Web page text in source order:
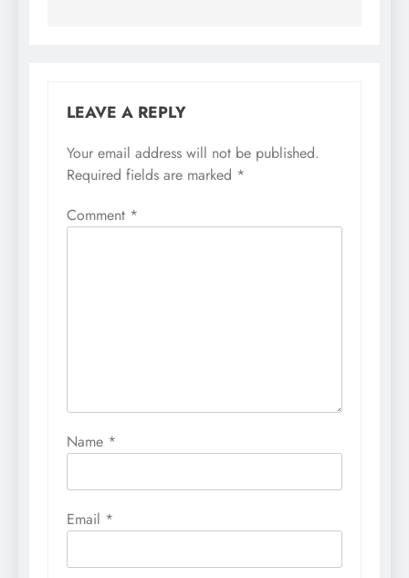
LEAVE A REPLY
Your email address will not be published.
Required fields are marked *
Comment *
Name *
Email *